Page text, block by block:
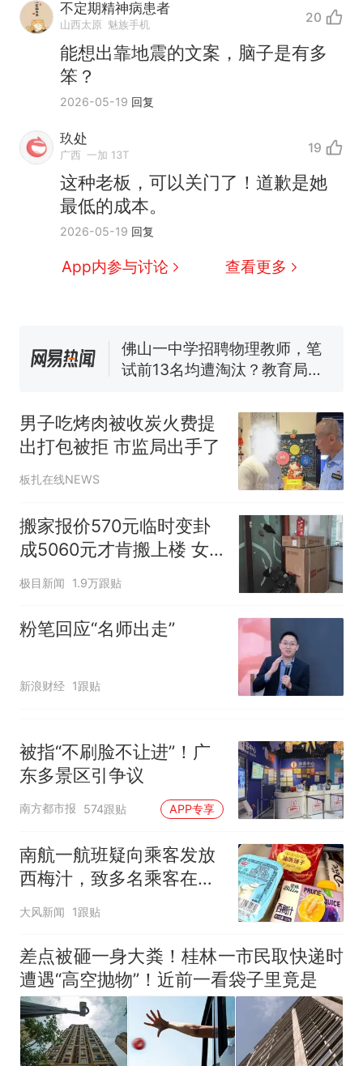
不定期精神病患者
山西太原 魅族手机 20
能想出靠地震的文案，脑子是有多
笨？
2026-05-19 回复
玖处
广西 一加 13T 19
这种老板，可以关门了！道歉是她
最低的成本。
2026-05-19 回复
App内参与讨论 查看更多
热
那个在床头放菜刀的女孩，
因老师一句“跟我回家”改写了
人生
新 搬家报价570元，搬到楼下
佛山一中学招聘物理教师，笔
试前13名均遭淘汰？教育局：
核查
搜，网友：天塌了！
南航一航班疑向乘客发放西梅
汁，致多名乘客在飞行途中排
队上厕所！乘客：机上100多
非每架飞机都会发放西梅汁
那个在床头放菜刀的女孩，
人生
男子吃烤肉被收炭火费提
出打包被拒 市监局出手了
板扎在线NEWS
搬家报价570元临时变卦
成5060元才肯搬上楼 女
子傻眼
极目新闻 1.9万跟贴
粉笔回应“名师出走”
新浪财经 1跟贴
被指“不刷脸不让进”！广
东多景区引争议
南方都市报 574跟贴 APP专享
南航一航班疑向乘客发放
西梅汁，致多名乘客在飞
行途中排队上厕所！乘
厕所；客服回应：并非每
架飞机都会发放西梅汁
大风新闻 1跟贴
差点被砸一身大粪！桂林一市民取快递时
遭遇“高空抛物”！近前一看袋子里竟是